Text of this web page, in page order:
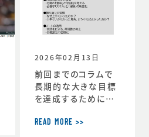
2026年02月13日
前回までのコラムで
長期的な大きな目標
を達成するためにCS
がらその時々の適切
READ MORE >>